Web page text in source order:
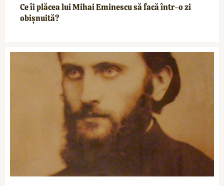
Ce îi plăcea lui Mihai Eminescu să facă într-o zi
obișnuită?